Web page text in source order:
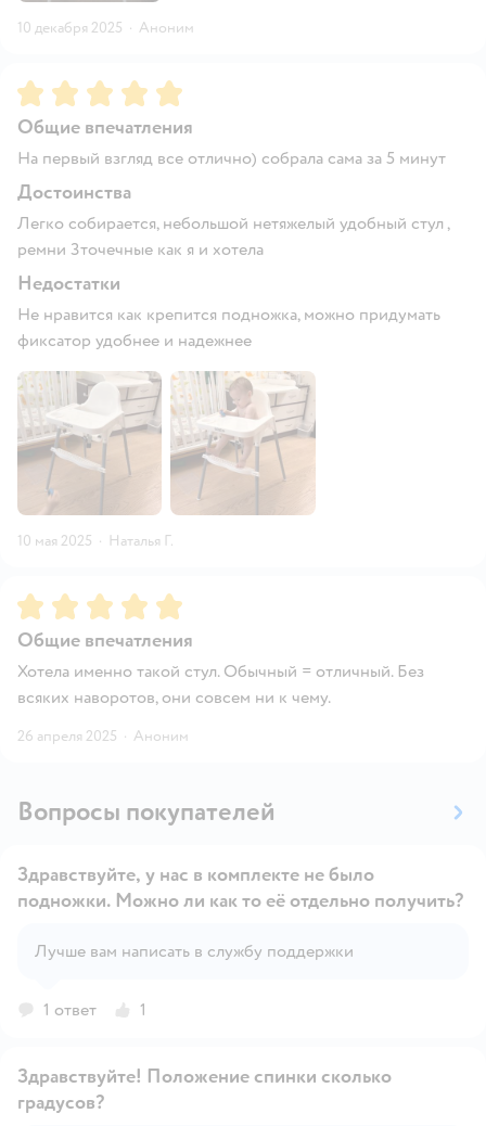
10 декабря 2025 · Аноним
Рейтинг:5
Общие впечатления
На первый взгляд все отлично) собрала сама за 5 минут
Достоинства
Легко собирается, небольшой нетяжелый удобный стул ,
ремни 3точечные как я и хотела
Недостатки
Не нравится как крепится подножка, можно придумать
фиксатор удобнее и надежнее
10 мая 2025 · Наталья Г.
Рейтинг:5
Общие впечатления
Хотела именно такой стул. Обычный = отличный. Без
всяких наворотов, они совсем ни к чему.
26 апреля 2025 · Аноним
Вопросы покупателей
Открыть вопрос
Здравствуйте, у нас в комплекте не было
подножки. Можно ли как то её отдельно получить?
Лучше вам написать в службу поддержки
1 ответ 1
Здравствуйте! Положение спинки сколько
градусов?